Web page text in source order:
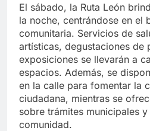
El sábado, la Ruta León
la noche, centrándose en el
comunitaria. Servicios de
artísticas, degustaciones de
exposiciones se llevarán a
espacios. Además, se
en la calle para fomentar la
ciudadana, mientras se
sobre trámites municipales
comunidad.